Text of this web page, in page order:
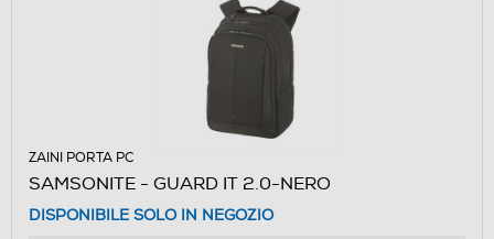
ZAINI PORTA PC
SAMSONITE - GUARD IT 2.0-NERO
DISPONIBILE SOLO IN NEGOZIO